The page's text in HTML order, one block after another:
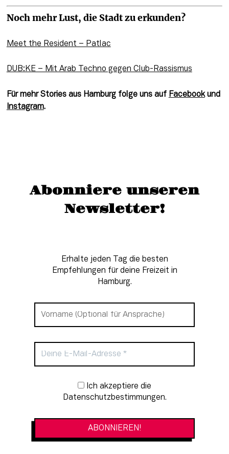
Noch mehr Lust, die Stadt zu erkunden?
Meet the Resident – Patlac
DUB:KE – Mit Arab Techno gegen Club-Rassismus
Für mehr Stories aus Hamburg folge uns auf Facebook
Instagram.
Abonniere unseren
Newsletter!
Erhalte jeden Tag die besten
Empfehlungen für deine Freizeit in
Hamburg.
Newsletter-Anmeldung
Datenschutzbestimmungen.